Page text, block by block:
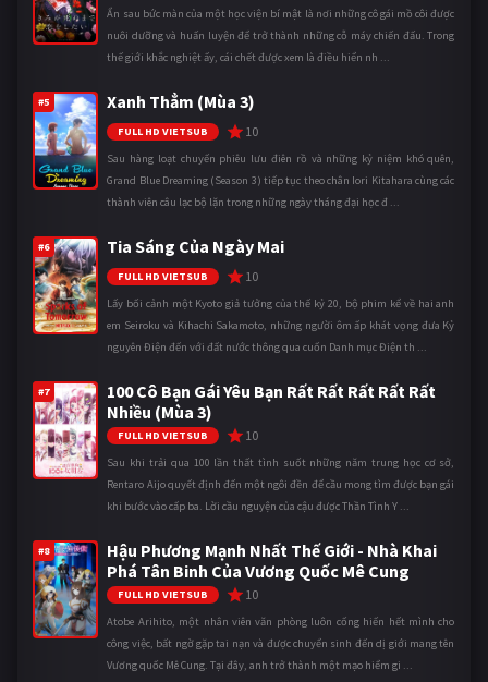
Ẩn sau bức màn của một học viện bí mật là nơi những cô gái mồ côi được
nuôi dưỡng và huấn luyện để trở thành những cỗ máy chiến đấu. Trong
thế giới khắc nghiệt ấy, cái chết được xem là điều hiển nh ...
#5 Xanh Thẳm (Mùa 3)
FULL HD VIETSUB 10
Sau hàng loạt chuyến phiêu lưu điên rồ và những kỷ niệm khó quên,
Grand Blue Dreaming (Season 3) tiếp tục theo chân Iori Kitahara cùng các
thành viên câu lạc bộ lặn trong những ngày tháng đại học đ ...
#6 Tia Sáng Của Ngày Mai
FULL HD VIETSUB 10
Lấy bối cảnh một Kyoto giả tưởng của thế kỷ 20, bộ phim kể về hai anh
em Seiroku và Kihachi Sakamoto, những người ôm ấp khát vọng đưa Kỷ
nguyên Điện đến với đất nước thông qua cuốn Danh mục Điện th ...
#7
100 Cô Bạn Gái Yêu Bạn Rất Rất Rất Rất Rất
Nhiều (Mùa 3)
FULL HD VIETSUB 10
Sau khi trải qua 100 lần thất tình suốt những năm trung học cơ sở,
Rentaro Aijo quyết định đến một ngôi đền để cầu mong tìm được bạn gái
khi bước vào cấp ba. Lời cầu nguyện của cậu được Thần Tình Y ...
#8
Hậu Phương Mạnh Nhất Thế Giới - Nhà Khai
Phá Tân Binh Của Vương Quốc Mê Cung
FULL HD VIETSUB 10
Atobe Arihito, một nhân viên văn phòng luôn cống hiến hết mình cho
công việc, bất ngờ gặp tai nạn và được chuyển sinh đến dị giới mang tên
Vương quốc Mê Cung. Tại đây, anh trở thành một mạo hiểm gi ...